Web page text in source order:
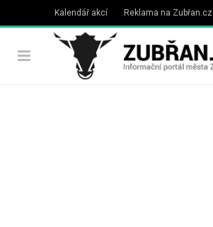
Kalendář akcí Reklama na Zubřan.cz